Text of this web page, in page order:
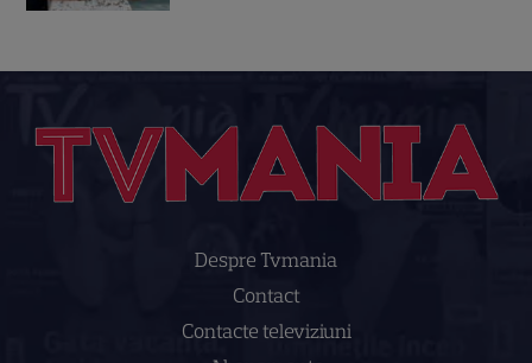
Despre Tvmania
Contact
Contacte televiziuni